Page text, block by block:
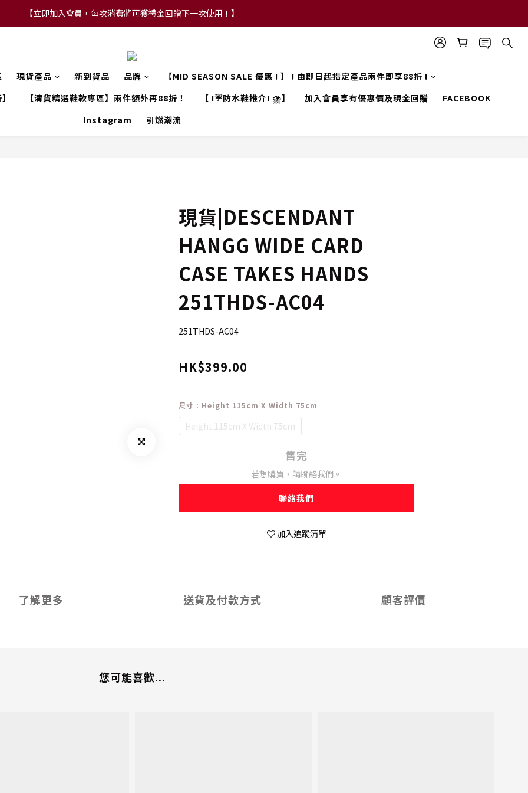
【FLASH SALE 兩件指定現貨產品即享88折】
【立即加入會員，每次消費將可獲禮金回贈下一次使用！】
現貨產品 新到貨品 品牌
【MID SEASON SALE 優惠 ! 】 ! 由即日起指定產品兩件即享88折 !
【清貨精選鞋款專區】兩件額外再88折！ 【 !☔防水鞋推介! ⛈️】 加入會員享有優惠價及現金回贈
FACEBOOK
Instagram
引燃潮流
現貨|DESCENDANT
HANGG WIDE CARD
CASE TAKES HANDS
251THDS-AC04
251THDS-AC04
HK$399.00
尺寸 : Height 115cm X Width 75cm
Height 115cm X Width 75cm
售完
若想購買，請聯絡我們。
聯絡我們
加入追蹤清單
了解更多 送貨及付款方式 顧客評價
您可能喜歡...